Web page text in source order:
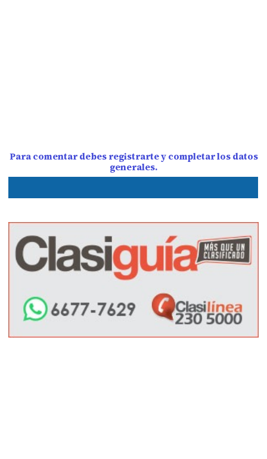
Para comentar debes registrarte y completar los datos
generales.